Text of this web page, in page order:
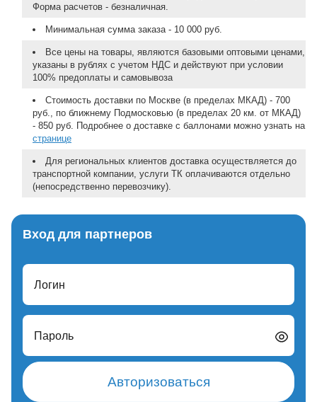
Форма расчетов - безналичная.
Минимальная сумма заказа - 10 000 руб.
Все цены на товары, являются базовыми оптовыми ценами,
указаны в рублях с учетом НДС и действуют при условии
100% предоплаты и самовывоза
Стоимость доставки по Москве (в пределах МКАД) - 700
руб., по ближнему Подмосковью (в пределах 20 км. от МКАД)
- 850 руб. Подробнее о доставке с баллонами можно узнать на
странице
Для региональных клиентов доставка осуществляется до
транспортной компании, услуги ТК оплачиваются отдельно
(непосредственно перевозчику).
Вход для партнеров
Логин
Пароль
Авторизоваться